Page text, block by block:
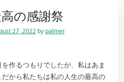
の感謝祭
27, 2022by palmer
作るつもりでしたが、私はあま
から私たちは私の人生の最高の